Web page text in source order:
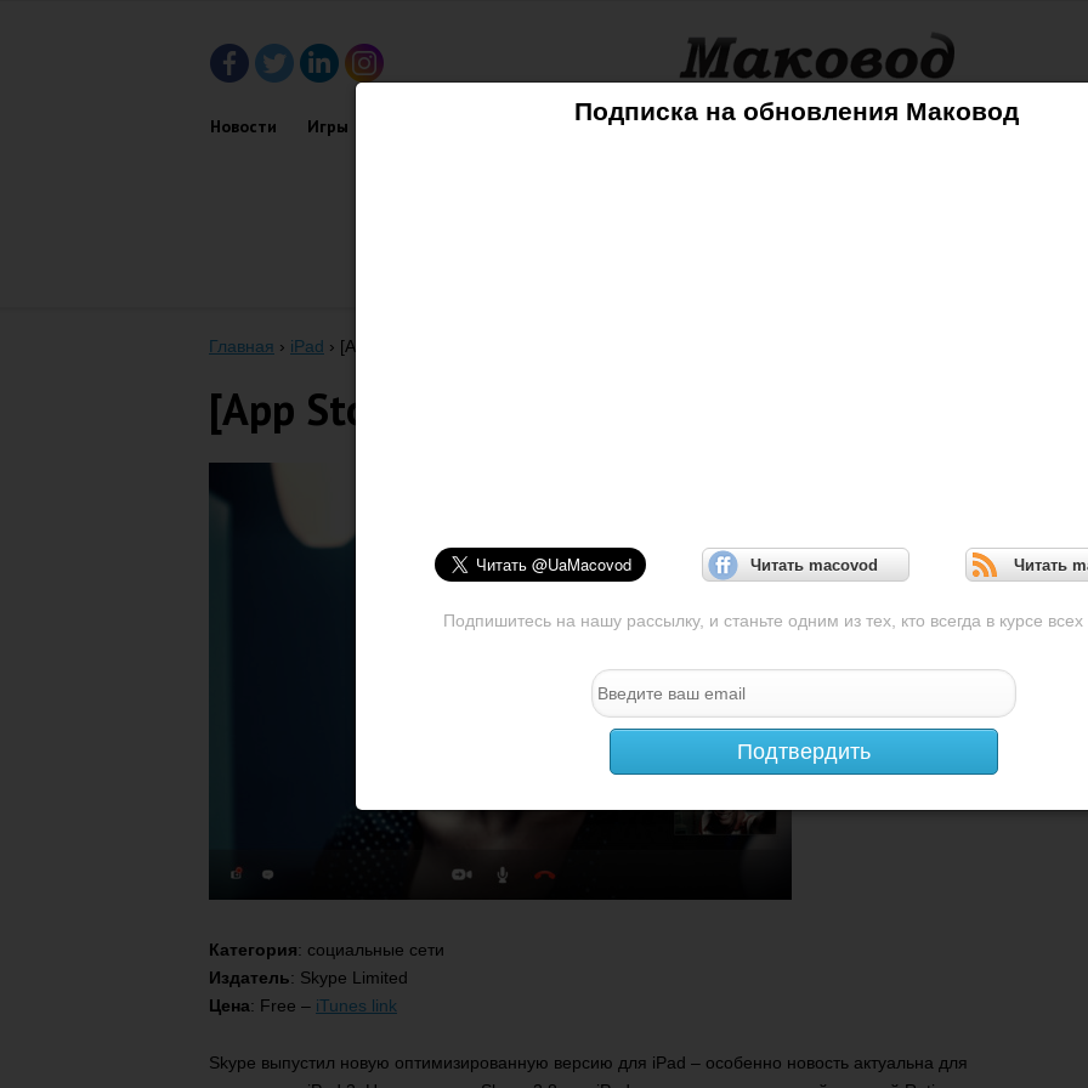
Подписка на обновления Маковод
Читать macovod Читать
Подпишитесь на нашу рассылку, и станьте одним из тех, кто всегда в курсе всех
Подтвердить
Новости Игры Советы Mac iPhone iPad iPod AppleTV
Главная › iPad › [App Store] Skype 3.8 для iPad 3
[App Store] Skype 3.8 для iPad 3
Категория: социальные сети
Издатель: Skype Limited
Цена: Free – iTunes link
Skype выпустил новую оптимизированную версию для iPad – особенно новость актуальна для